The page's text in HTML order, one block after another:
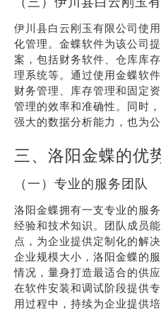
伊川县白云刚玉有限公司使
化管理。金蝶软件为该公司
案，包括财务软件、仓库库
理系统等。通过使用金蝶软
财务管理、库存管理和固定
管理的效率和准确性。同时
强大的数据分析能力，也为
三、洛阳金蝶的优
（一）专业的服务团队
洛阳金蝶拥有一支专业的服
经验和技术知识。团队成员
点，为企业提供定制化的解
企业规模大小，洛阳金蝶的
情况，量身打造最适合的供
在软件安装和调试阶段提供
用过程中，持续为企业提供